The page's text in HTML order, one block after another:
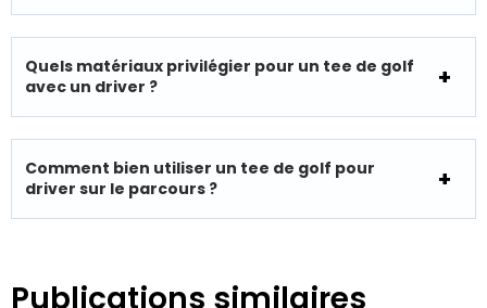
Quels matériaux privilégier pour un tee de golf
avec un driver ?
Comment bien utiliser un tee de golf pour
driver sur le parcours ?
Publications similaires